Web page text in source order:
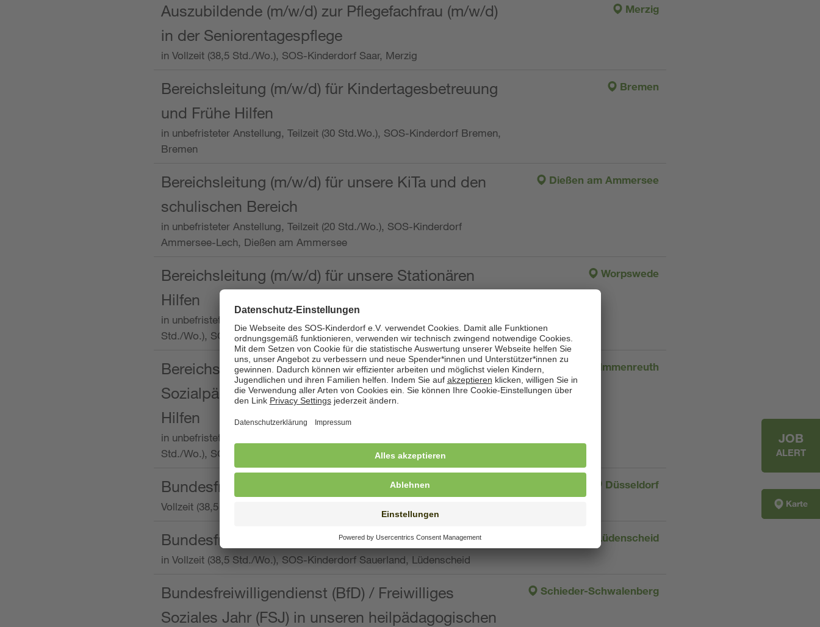
Auszubildende (m/w/d) zur Pflegefachfrau (m/w/d)
in der Seniorentagespflege
in Vollzeit (38,5 Std./Wo.), SOS-Kinderdorf Saar, Merzig
Merzig
Bereichsleitung (m/w/d) für Kindertagesbetreuung
und Frühe Hilfen
in unbefristeter Anstellung, Teilzeit (30 Std.Wo.), SOS-Kinderdorf Bremen,
Bremen
Bremen
Bereichsleitung (m/w/d) für unsere KiTa und den
schulischen Bereich
in unbefristeter Anstellung, Teilzeit (20 Std./Wo.), SOS-Kinderdorf
Ammersee-Lech, Dießen am Ammersee
Dießen am Ammersee
Bereichsleitung (m/w/d) für unsere Stationären
Hilfen
in unbefristeter Anstellung, Vollzeit oder Teilzeit (mind. 30 - max. 38,5
Std./Wo.), SOS-Kinderdorf Worpswede,
Worpswede
Bereichsleitung mit der Qualifikation als
Sozialpädagogin (m/w/d) und die Ambulanten
Hilfen
in unbefristeter Anstellung, Vollzeit oder Teilzeit (min. 34 bis max. 38,5
Std./Wo.), SOS-Kinderdorf Oberpfalz, Immenreuth
Immenreuth
Bundesfreiwilligendienst
Vollzeit (38,5 Stunden pro Woche), SOS-Kinderdorf Düsseldorf
Düsseldorf
Bundesfreiwilligendienst
in Vollzeit (38,5 Std./Wo.), SOS-Kinderdorf Sauerland, Lüdenscheid
Lüdenscheid
Bundesfreiwilligendienst (BfD) / Freiwilliges
Soziales Jahr (FSJ) in unseren heilpädagogischen
Schieder-Schwalenberg
JOB
ALERT
Karte